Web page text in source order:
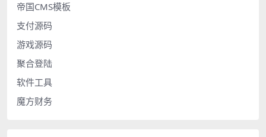
帝国CMS模板
支付源码
游戏源码
聚合登陆
软件工具
魔方财务